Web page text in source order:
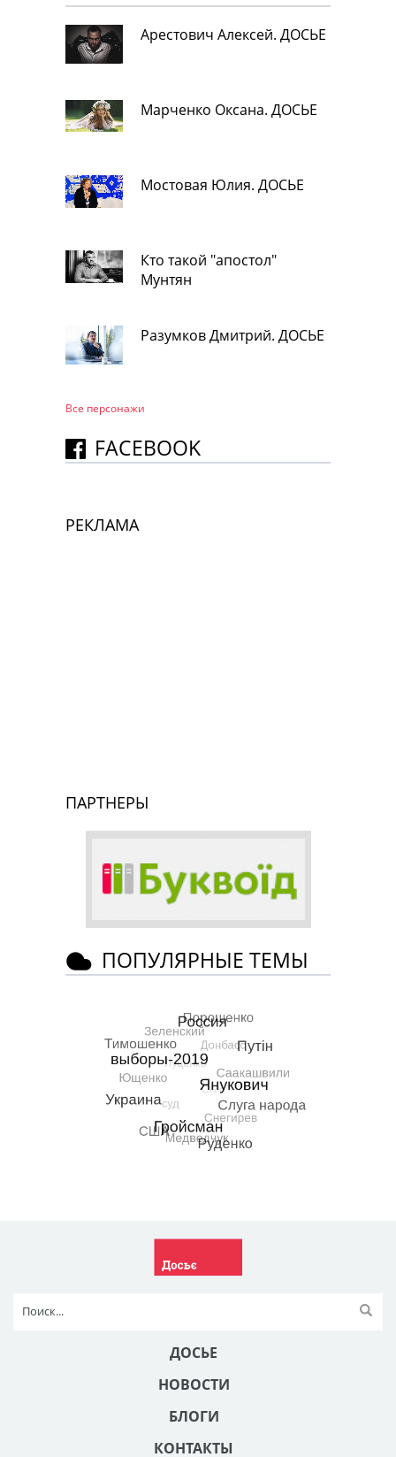
Арестович Алексей. ДОСЬЕ
Марченко Оксана. ДОСЬЕ
Мостовая Юлия. ДОСЬЕ
Кто такой "апостол"
Мунтян
Разумков Дмитрий. ДОСЬЕ
Все персонажи
FACEBOOK
РЕКЛАМА
ПАРТНЕРЫ
ПОПУЛЯРНЫЕ ТЕМЫ
ДОСЬЕ
НОВОСТИ
БЛОГИ
КОНТАКТЫ